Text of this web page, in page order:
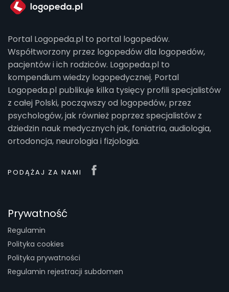
Portal Logopeda.pl to portal logopedów.
Współtworzony przez logopedów dla logopedów,
pacjentów i ich rodziców. Logopeda.pl to
kompendium wiedzy logopedycznej. Portal
Logopeda.pl publikuje kilka tysięcy profili specjalistów
z całej Polski, począwszy od logopedów, przez
psychologów, jak również poprzez specjalistów z
dziedzin nauk medycznych jak, foniatria, audiologia,
ortodoncja, neurologia i fizjologia.
PODĄŻAJ ZA NAMI
Prywatność
Regulamin
Polityka cookies
Polityka prywatności
Regulamin rejestracji subdomen